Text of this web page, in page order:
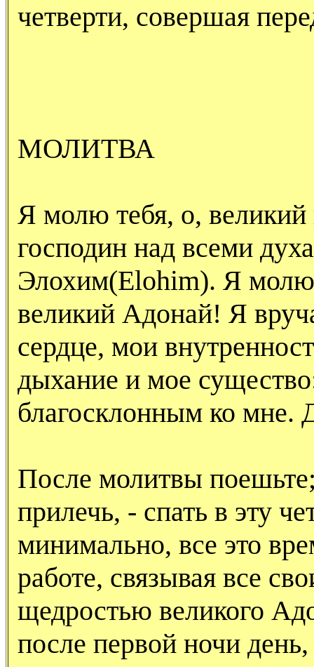
четверти, совершая
МОЛИТВА
Я молю тебя, о,
господин над всеми
Элохим(Elohim). Я молю
великий Адонай! Я
сердце, мои
дыхание и мое
благосклонным ко мне.
После молитвы
прилечь, - спать в эту
минимально, все это
работе, связывая все
щедростью великого
после первой ночи